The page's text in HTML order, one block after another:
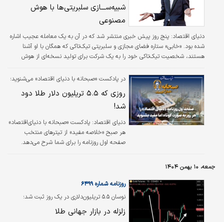
شبیه‌ســـازی سلبریتی‌ها با هوش
مصنوعی
دنیای اقتصاد: پنج روز پیش خبری منتشر شد که در آن به یک معامله عجیب اشاره
شده بود. «خابی» ستاره فضای مجازی و سلبریتی تیک‌تاکی که همگان با او آشنا
هستند، شخصیت تیک‌تاکی خود را به یک شرکت برای تولید نسخه‌ای از هوش
خبر از آنجا عجیب می‌شود که یک فرد «شخصیت پشت دوربین» خود را فروخته و
توانسته نزدیک به یک‌میلیارد دلار از آن کسب درآمد کند. به گزارش وبگاه فورچون،
خابی لیم در سال ۲۰۲۰، پس از اخراج از شغل کارگری‌اش در کارخانه‌ای،…
در پادکست «صبحانه با دنیای اقتصاد» می‌شنوید؛
روزی که ۵.۵ تریلیون دلار طلا دود
شد!
دنیای اقتصاد: پادکست «صبحانه با دنیای‌اقتصاد»
هر صبح «خلاصه مفید» از تیترهای منتخب
صفحه اول روزنامه را برای شما شرح می‌دهد.
جمعه، ۱۰ بهمن ۱۴۰۴
نوسان ۵.۵ تریلیون‌دلاری در یک روز ثبت شد؛
روزنامه شماره ۶۴۹۹
زلزله در بازار جهانی طلا